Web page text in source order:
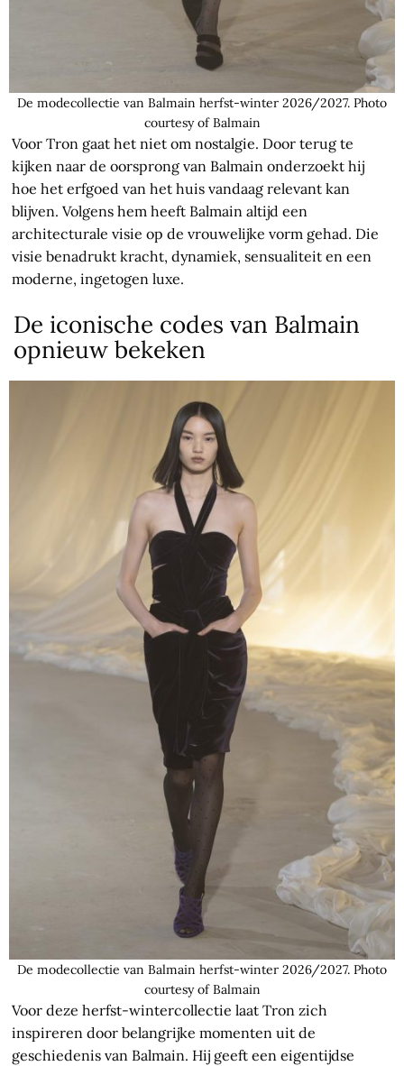
De modecollectie van Balmain herfst-winter 2026/2027. Photo
courtesy of Balmain
Voor Tron gaat het niet om nostalgie. Door terug te
kijken naar de oorsprong van Balmain onderzoekt hij
hoe het erfgoed van het huis vandaag relevant kan
blijven. Volgens hem heeft Balmain altijd een
architecturale visie op de vrouwelijke vorm gehad. Die
visie benadrukt kracht, dynamiek, sensualiteit en een
moderne, ingetogen luxe.
De iconische codes van Balmain
opnieuw bekeken
De modecollectie van Balmain herfst-winter 2026/2027. Photo
courtesy of Balmain
Voor deze herfst-wintercollectie laat Tron zich
inspireren door belangrijke momenten uit de
geschiedenis van Balmain. Hij geeft een eigentijdse